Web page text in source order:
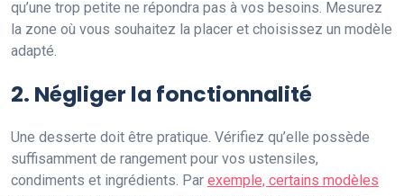
qu’une trop petite ne répondra pas à vos besoins. Mesurez
la zone où vous souhaitez la placer et choisissez un modèle
adapté.
2. Négliger la fonctionnalité
Une desserte doit être pratique. Vérifiez qu’elle possède
suffisamment de rangement pour vos ustensiles,
condiments et ingrédients. Par exemple, certains modèles